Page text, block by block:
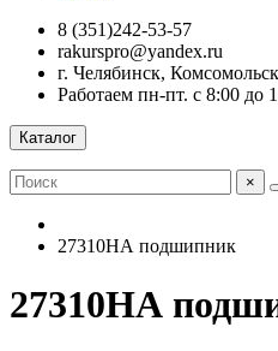
8 (351)242-53-57
rakurspro@yandex.ru
г. Челябинск,
Работаем пн-пт. с 8:00 до
Каталог
×
27310НА подшипник
27310НА